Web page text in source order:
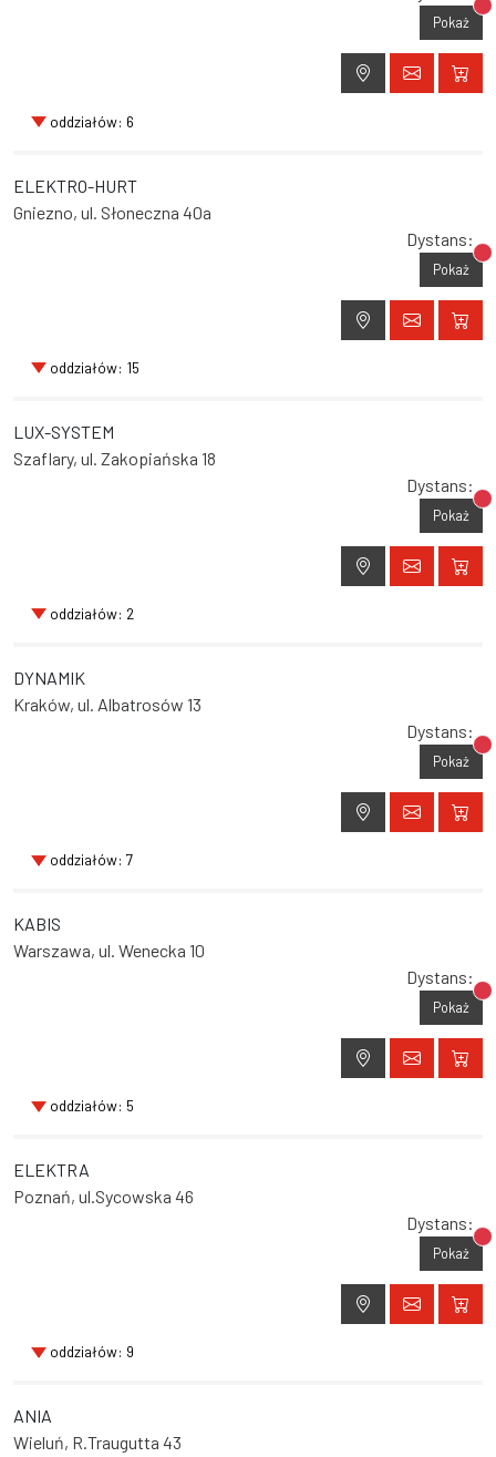
Pokaż
oddziałów: 6
ELEKTRO-HURT
Gniezno, ul. Słoneczna 40a
Dystans:
Pokaż
oddziałów: 15
LUX-SYSTEM
Szaflary, ul. Zakopiańska 18
Dystans:
Pokaż
oddziałów: 2
DYNAMIK
Kraków, ul. Albatrosów 13
Dystans:
Pokaż
oddziałów: 7
KABIS
Warszawa, ul. Wenecka 10
Dystans:
Pokaż
oddziałów: 5
ELEKTRA
Poznań, ul.Sycowska 46
Dystans:
Pokaż
oddziałów: 9
ANIA
Wieluń, R.Traugutta 43